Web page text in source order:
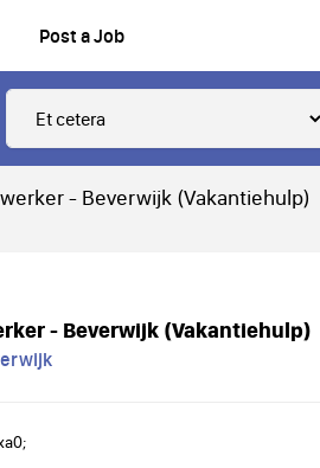
Post a Job
- Beverwijk (Vakantiehulp)
- Beverwijk (Vakantiehulp)